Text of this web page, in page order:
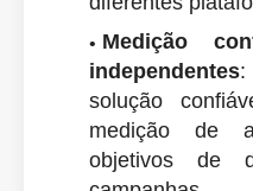
Medição
independentes:
solução
medição de
objetivos de